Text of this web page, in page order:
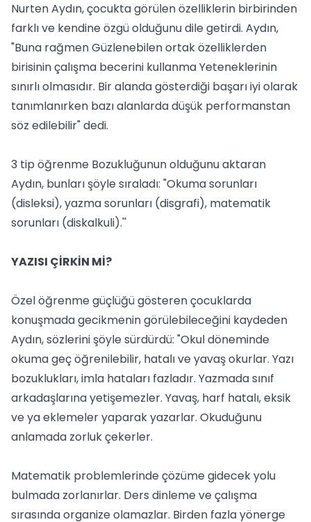
Nurten Aydın, çocukta görülen özelliklerin birbirinden
farklı ve kendine özgü olduğunu dile getirdi. Aydın,
"Buna rağmen Güzlenebilen ortak özelliklerden
birisinin çalışma becerini kullanma Yeteneklerinin
sınırlı olmasıdır. Bir alanda gösterdiği başarı iyi olarak
tanımlanırken bazı alanlarda düşük performanstan
söz edilebilir" dedi.
3 tip öğrenme Bozukluğunun olduğunu aktaran
Aydın, bunları şöyle sıraladı: "Okuma sorunları
(disleksi), yazma sorunları (disgrafi), matematik
sorunları (diskalkuli).''
YAZISI ÇİRKİN Mİ?
Özel öğrenme güçlüğü gösteren çocuklarda
konuşmada gecikmenin görülebileceğini kaydeden
Aydın, sözlerini şöyle sürdürdü: "Okul döneminde
okuma geç öğrenilebilir, hatalı ve yavaş okurlar. Yazı
bozuklukları, imla hataları fazladır. Yazmada sınıf
arkadaşlarına yetişemezler. Yavaş, harf hatalı, eksik
ve ya eklemeler yaparak yazarlar. Okuduğunu
anlamada zorluk çekerler.
Matematik problemlerinde çözüme gidecek yolu
bulmada zorlanırlar. Ders dinleme ve çalışma
sırasında organize olamazlar. Birden fazla yönerge